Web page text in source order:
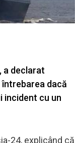
a declarat
întrebarea dacă
incident cu un
24, explicând că